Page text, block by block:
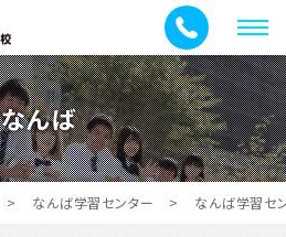
メ
ニ
ュ
ー
なんば
> なんば学習センター > なんば学習セ